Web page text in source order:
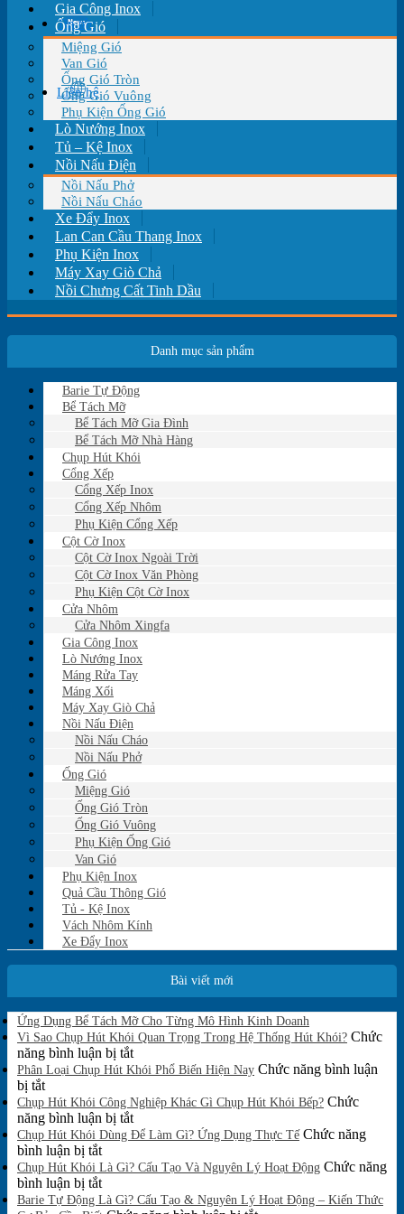
Tin tức
Liên hệ
Gia Công Inox
Ống Gió
Miệng Gió
Van Gió
Ống Gió Tròn
Ống Gió Vuông
Phụ Kiện Ống Gió
Lò Nướng Inox
Tủ – Kệ Inox
Nồi Nấu Điện
Nồi Nấu Phở
Nồi Nấu Cháo
Xe Đẩy Inox
Lan Can Cầu Thang Inox
Phụ Kiện Inox
Máy Xay Giò Chả
Nồi Chưng Cất Tinh Dầu
Danh mục sản phẩm
Barie Tự Động
Bể Tách Mỡ
Bể Tách Mỡ Gia Đình
Bể Tách Mỡ Nhà Hàng
Chụp Hút Khói
Cổng Xếp
Cổng Xếp Inox
Cổng Xếp Nhôm
Phụ Kiện Cổng Xếp
Cột Cờ Inox
Cột Cờ Inox Ngoài Trời
Cột Cờ Inox Văn Phòng
Phụ Kiện Cột Cờ Inox
Cửa Nhôm
Cửa Nhôm Xingfa
Gia Công Inox
Lò Nướng Inox
Máng Rửa Tay
Máng Xối
Máy Xay Giò Chả
Nồi Nấu Điện
Nồi Nấu Cháo
Nồi Nấu Phở
Ống Gió
Miệng Gió
Ống Gió Tròn
Ống Gió Vuông
Phụ Kiện Ống Gió
Van Gió
Phụ Kiện Inox
Quả Cầu Thông Gió
Tủ - Kệ Inox
Vách Nhôm Kính
Xe Đẩy Inox
Bài viết mới
Ứng Dụng Bể Tách Mỡ Cho Từng Mô Hình Kinh Doanh
có
bình
luận
ở
Dụng
Tách
Cho
Từng
Hình
Vì Sao Chụp Hút Khói Quan Trọng Trong Hệ Thống Hút Khói? Chức
năng bình luận bị tắtở
Vì
Chụp
Hút
Khói
Trọng
Hệ
Phân Loại Chụp Hút Khói Phổ Biến Hiện Nay Chức năng bình luận
bị tắtở
Phân
Loại
Chụp
Hút
Khói
Phổ
Biến
Chụp Hút Khói Công Nghiệp Khác Gì Chụp Hút Khói Bếp? Chức
năng bình luận bị tắtở
Chụp
Khói
Nghiệp
Chụp Hút Khói Dùng Để Làm Gì? Ứng Dụng Thực Tế Chức năng
bình luận bị tắtở
Chụp
Hút
Khói
Chụp Hút Khói Là Gì? Cấu Tạo Và Nguyên Lý Hoạt Động Chức năng
bình luận bị tắtở
Chụp
Barie Tự Động Là Gì? Cấu Tạo & Nguyên Lý Hoạt Động – Kiến Thức